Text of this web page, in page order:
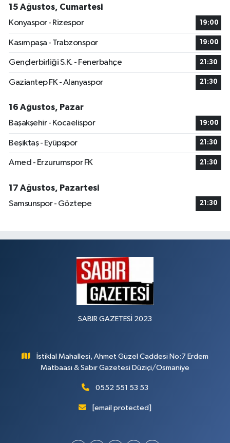
15 Ağustos, Cumartesi
Konyaspor - Rizespor
19:00
Kasımpaşa - Trabzonspor 19:00
Gençlerbirliği S.K. - Fenerbahçe 21:30
Gaziantep FK - Alanyaspor 21:30
16 Ağustos, Pazar
Başakşehir - Kocaelispor
19:00
Beşiktaş - Eyüpspor 21:30
Amed - Erzurumspor FK 21:30
17 Ağustos, Pazartesi
Samsunspor - Göztepe
21:30
SABIR GAZETESİ 2023
İstiklal Mahallesi, Ahmet Güzel Caddesi No:7 Erdem
Matbaası & Sabır Gazetesi Düziçi/Osmaniye
0552 551 53 53
[email protected]